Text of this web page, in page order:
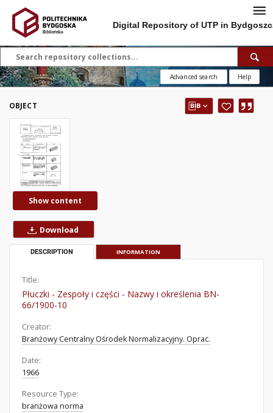
Digital Repository of UTP in
Advanced search Help
OBJECT
Show content
Download
DESCRIPTION INFORMATION
Title:
Płuczki - Zespoły i części - Nazwy i określenia BN-
66/1900-10
Creator:
Branżowy Centralny Ośrodek Normalizacyjny. Oprac.
Date:
1966
Resource Type:
branżowa norma